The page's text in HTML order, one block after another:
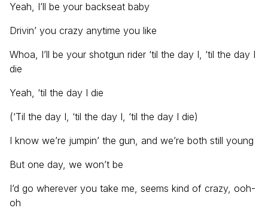
Yeah, I’ll be your backseat baby
Drivin’ you crazy anytime you like
Whoa, I’ll be your shotgun rider ‘til the day I, ‘til the day I
die
Yeah, ‘til the day I die
(‘Til the day I, ‘til the day I, ‘til the day I die)
I know we’re jumpin’ the gun, and we’re both still young
But one day, we won’t be
I’d go wherever you take me, seems kind of crazy, ooh-
oh